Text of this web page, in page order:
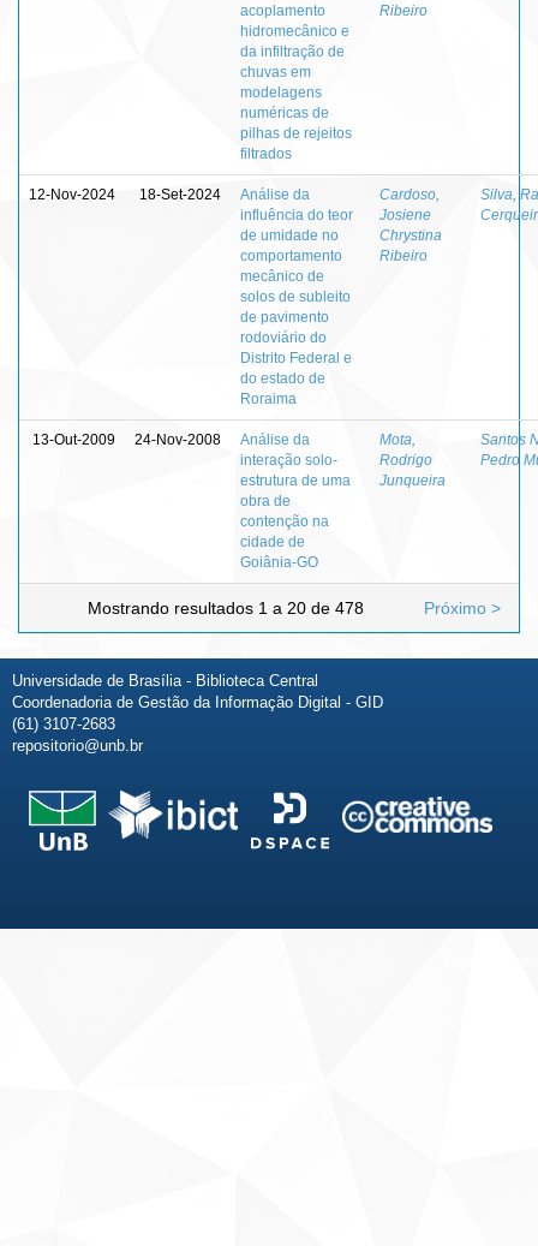
acoplamento
hidromecânico e
da infiltração de
chuvas em
modelagens
numéricas de
pilhas de rejeitos
filtrados
Ribeiro
12-Nov-2024 18-Set-2024
Análise da
influência do teor
de umidade no
comportamento
mecânico de
solos de subleito
de pavimento
rodoviário do
Distrito Federal e
do estado de
Roraima
Cardoso,
Josiene
Chrystina
Ribeiro
Silva,
13-Out-2009 24-Nov-2008
Análise da
interação solo-
estrutura de uma
obra de
contenção na
cidade de
Goiânia-GO
Mota,
Rodrigo
Junqueira
Santos
Pedro
Mostrando resultados 1 a 20 de 478 Próximo >
Universidade de Brasília - Biblioteca Central
Coordenadoria de Gestão da Informação Digital - GID
(61) 3107-2683
repositorio@unb.br